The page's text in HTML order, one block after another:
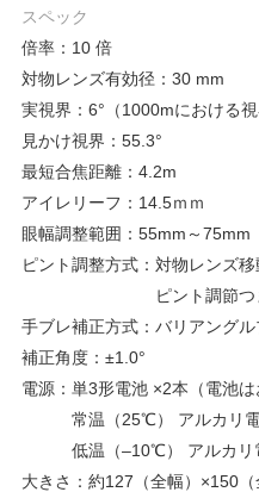
スペック
倍率：10 倍
対物レンズ有効径：30 mm
実視界：6°（1000mにおける視
見かけ視界：55.3°
最短合焦距離：4.2m
アイレリーフ：14.5ｍｍ
眼幅調整範囲：55mm～75mm
ピント調整方式：対物レンズ
ピント調節つまみ
手ブレ補正方式：バリアング
補正角度：±1.0°
電源：単3形電池 ×2本（電池は
常温（25℃） アルカリ電
低温（–10℃） アルカリ
大きさ：約127（全幅）×150